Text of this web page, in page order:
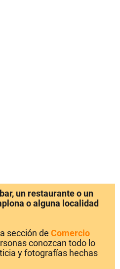
un restaurante o un
o alguna localidad
sección de Comercio
conozcan todo lo
y fotografías hechas